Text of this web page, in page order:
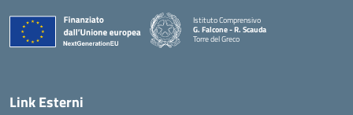
Istituto Comprensivo
G. Falcone - R. Scauda
Torre del Greco
Link Esterni